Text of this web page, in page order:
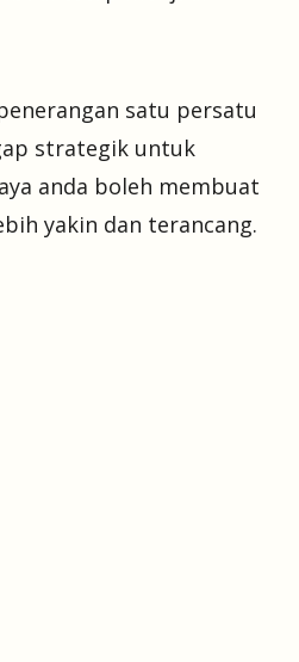
satu persatu
strategik untuk
anda boleh membuat
yakin dan terancang.